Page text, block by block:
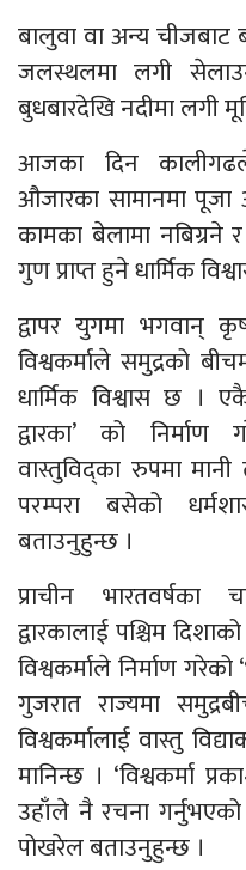
बालुवा वा अन्य चीजबाट
जलस्थलमा लगी
बुधबारदेखि नदीमा लगी
आजका दिन
औजारका सामानमा
कामका बेलामा नबिग्रने
गुण प्राप्त हुने धार्मिक
द्वापर युगमा भगवान्
विश्वकर्माले समुद्रको
धार्मिक विश्वास छ ।
द्वारका’ को
वास्तुविद्का रुपमा
परम्परा बसेको
बताउनुहुन्छ ।
प्राचीन भारतवर्षका
द्वारकालाई पश्चिम
विश्वकर्माले निर्माण
गुजरात राज्यमा
विश्वकर्मालाई वास्तु
मानिन्छ । ‘विश्वकर्मा
उहाँले नै रचना गर्नुभएको
पोखरेल बताउनुहुन्छ ।